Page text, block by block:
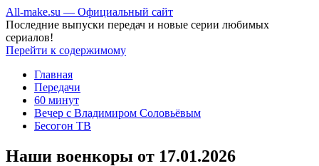
All-make.su — Официальный сайт
Последние выпуски передач и новые серии любимых
сериалов!
Перейти к содержимому
Главная
Передачи
60 минут
Вечер с Владимиром Соловьёвым
Бесогон ТВ
Наши военкоры от 17.01.2026